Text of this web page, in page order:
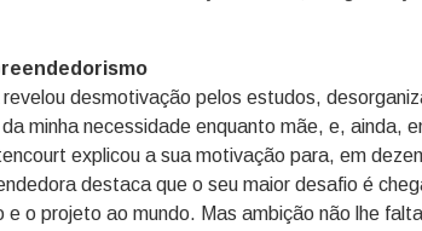
revelou desmotivação pelos estudos,
minha necessidade enquanto mãe, e, ainda,
explicou a sua motivação para, em
destaca que o seu maior desafio é
e o projeto ao mundo. Mas ambição não lhe